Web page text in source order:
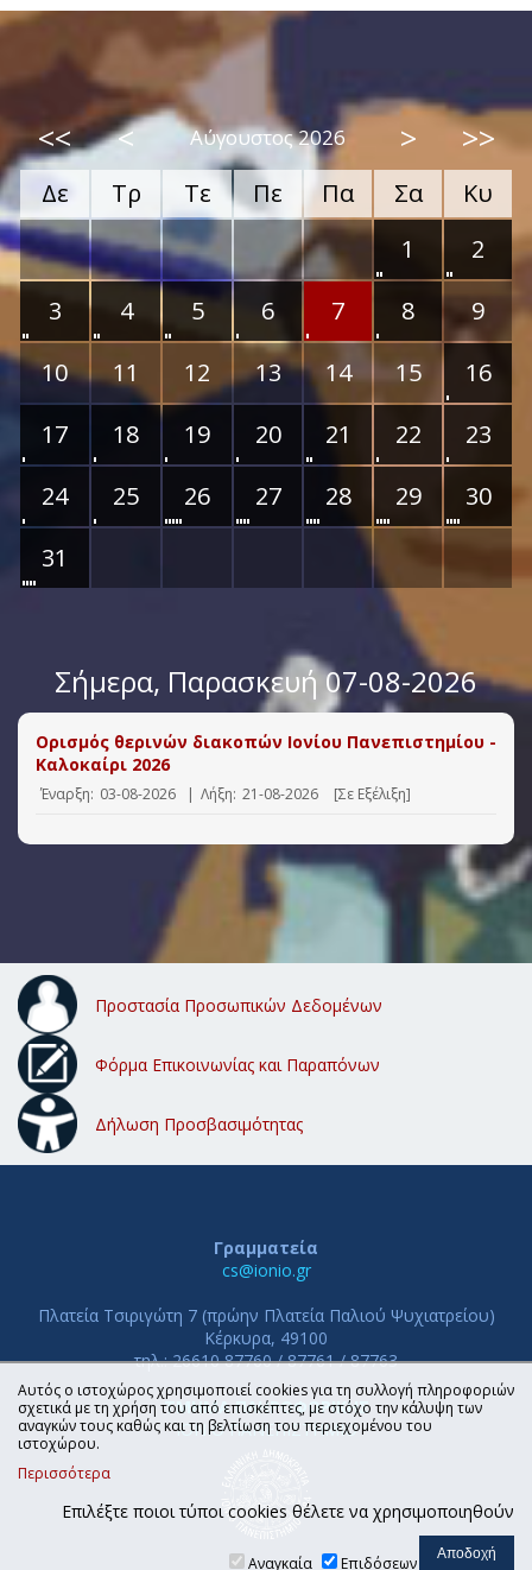
<< < Αύγουστος 2026 > >>
Δε Τρ Τε Πε Πα Σα
Κυ
1
2
3
4 5 6 7 8
9
10
11 12 13 14 15
16
17
18 19 20 21 22
23
24
25 26 27 28 29
30
31
Σήμερα, Παρασκευή 07-08-2026
Ορισμός θερινών διακοπών Ιονίου Πανεπιστημίου -
Καλοκαίρι 2026
Έναρξη: 03-08-2026 | Λήξη: 21-08-2026 [Σε Εξέλιξη]
Προστασία Προσωπικών Δεδομένων
Φόρμα Επικοινωνίας και Παραπόνων
Δήλωση Προσβασιμότητας
Γραμματεία
cs@ionio.gr
Πλατεία Τσιριγώτη 7 (πρώην Πλατεία Παλιού Ψυχιατρείου)
Κέρκυρα, 49100
τηλ.: 26610 87760 / 87761 / 87763
ΤΜΗΜΑ ΠΛΗΡΟΦΟΡΙΚΗΣ
ΙΟΝΙΟ ΠΑΝΕΠΙΣΤΗΜΙΟ
Αυτός ο ιστοχώρος χρησιμοποιεί cookies για τη συλλογή πληροφοριών
σχετικά με τη χρήση του από επισκέπτες, με στόχο την κάλυψη των
αναγκών τους καθώς και τη βελτίωση του περιεχομένου του
ιστοχώρου.
Περισσότερα
Επιλέξτε ποιοι τύποι cookies θέλετε να χρησιμοποιηθούν
Αναγκαία Επιδόσεων